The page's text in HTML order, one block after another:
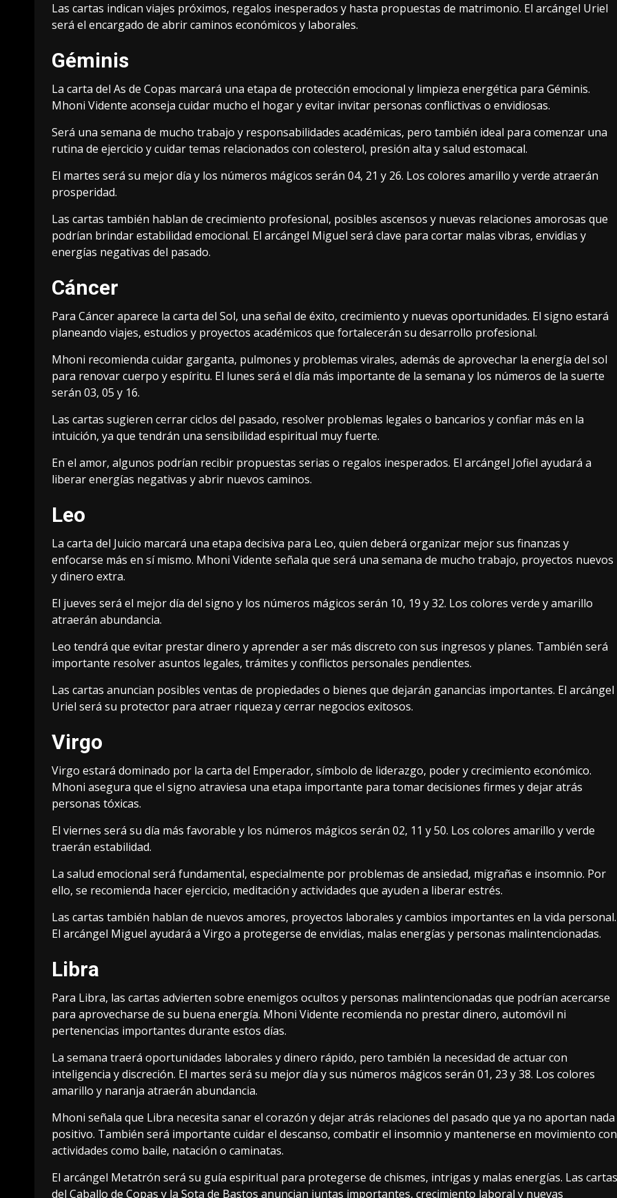
Las cartas indican viajes próximos, regalos inesperados y hasta propuestas de matrimonio. El arcángel Uriel
será el encargado de abrir caminos económicos y laborales.
Géminis
La carta del As de Copas marcará una etapa de protección emocional y limpieza energética para Géminis.
Mhoni Vidente aconseja cuidar mucho el hogar y evitar invitar personas conflictivas o envidiosas.
Será una semana de mucho trabajo y responsabilidades académicas, pero también ideal para comenzar una
rutina de ejercicio y cuidar temas relacionados con colesterol, presión alta y salud estomacal.
El martes será su mejor día y los números mágicos serán 04, 21 y 26. Los colores amarillo y verde atraerán
prosperidad.
Las cartas también hablan de crecimiento profesional, posibles ascensos y nuevas relaciones amorosas que
podrían brindar estabilidad emocional. El arcángel Miguel será clave para cortar malas vibras, envidias y
energías negativas del pasado.
Cáncer
Para Cáncer aparece la carta del Sol, una señal de éxito, crecimiento y nuevas oportunidades. El signo estará
planeando viajes, estudios y proyectos académicos que fortalecerán su desarrollo profesional.
Mhoni recomienda cuidar garganta, pulmones y problemas virales, además de aprovechar la energía del sol
para renovar cuerpo y espíritu. El lunes será el día más importante de la semana y los números de la suerte
serán 03, 05 y 16.
Las cartas sugieren cerrar ciclos del pasado, resolver problemas legales o bancarios y confiar más en la
intuición, ya que tendrán una sensibilidad espiritual muy fuerte.
En el amor, algunos podrían recibir propuestas serias o regalos inesperados. El arcángel Jofiel ayudará a
liberar energías negativas y abrir nuevos caminos.
Leo
La carta del Juicio marcará una etapa decisiva para Leo, quien deberá organizar mejor sus finanzas y
enfocarse más en sí mismo. Mhoni Vidente señala que será una semana de mucho trabajo, proyectos nuevos
y dinero extra.
El jueves será el mejor día del signo y los números mágicos serán 10, 19 y 32. Los colores verde y amarillo
atraerán abundancia.
Leo tendrá que evitar prestar dinero y aprender a ser más discreto con sus ingresos y planes. También será
importante resolver asuntos legales, trámites y conflictos personales pendientes.
Las cartas anuncian posibles ventas de propiedades o bienes que dejarán ganancias importantes. El arcángel
Uriel será su protector para atraer riqueza y cerrar negocios exitosos.
Virgo
Virgo estará dominado por la carta del Emperador, símbolo de liderazgo, poder y crecimiento económico.
Mhoni asegura que el signo atraviesa una etapa importante para tomar decisiones firmes y dejar atrás
personas tóxicas.
El viernes será su día más favorable y los números mágicos serán 02, 11 y 50. Los colores amarillo y verde
traerán estabilidad.
La salud emocional será fundamental, especialmente por problemas de ansiedad, migrañas e insomnio. Por
ello, se recomienda hacer ejercicio, meditación y actividades que ayuden a liberar estrés.
Las cartas también hablan de nuevos amores, proyectos laborales y cambios importantes en la vida personal.
El arcángel Miguel ayudará a Virgo a protegerse de envidias, malas energías y personas malintencionadas.
Libra
Para Libra, las cartas advierten sobre enemigos ocultos y personas malintencionadas que podrían acercarse
para aprovecharse de su buena energía. Mhoni Vidente recomienda no prestar dinero, automóvil ni
pertenencias importantes durante estos días.
La semana traerá oportunidades laborales y dinero rápido, pero también la necesidad de actuar con
inteligencia y discreción. El martes será su mejor día y sus números mágicos serán 01, 23 y 38. Los colores
amarillo y naranja atraerán abundancia.
Mhoni señala que Libra necesita sanar el corazón y dejar atrás relaciones del pasado que ya no aportan nada
positivo. También será importante cuidar el descanso, combatir el insomnio y mantenerse en movimiento con
actividades como baile, natación o caminatas.
El arcángel Metatrón será su guía espiritual para protegerse de chismes, intrigas y malas energías. Las cartas
del Caballo de Copas y la Sota de Bastos anuncian juntas importantes, crecimiento laboral y nuevas